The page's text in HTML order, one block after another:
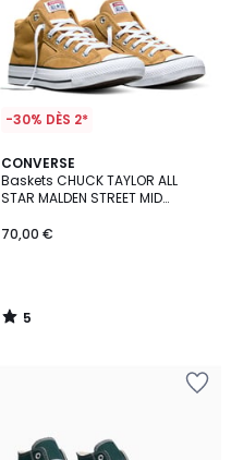
-30% DÈS 2*
CONVERSE
Baskets CHUCK TAYLOR ALL
STAR MALDEN STREET MID
70,00 €
5
/
5
5
/